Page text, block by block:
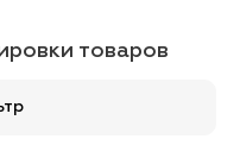
товаров